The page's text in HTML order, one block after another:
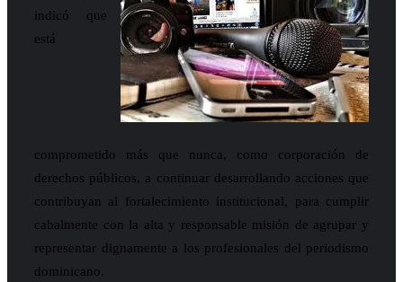
indicó que
está
comprometido más que nunca, como corporación de
derechos públicos, a continuar desarrollando acciones que
contribuyan al fortalecimiento institucional, para cumplir
cabalmente con la alta y responsable misión de agrupar y
representar dignamente a los profesionales del periodismo
dominicano.